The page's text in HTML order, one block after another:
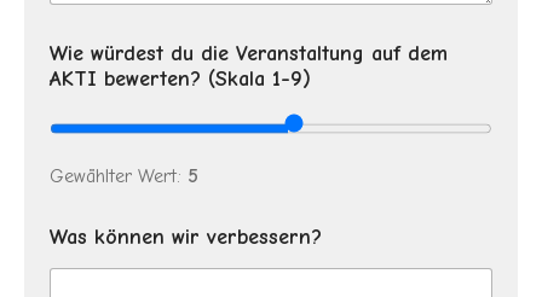
Wie würdest du die Veranstaltung auf dem
AKTI bewerten? (Skala 1-9)
Gewählter Wert: 5
Was können wir verbessern?